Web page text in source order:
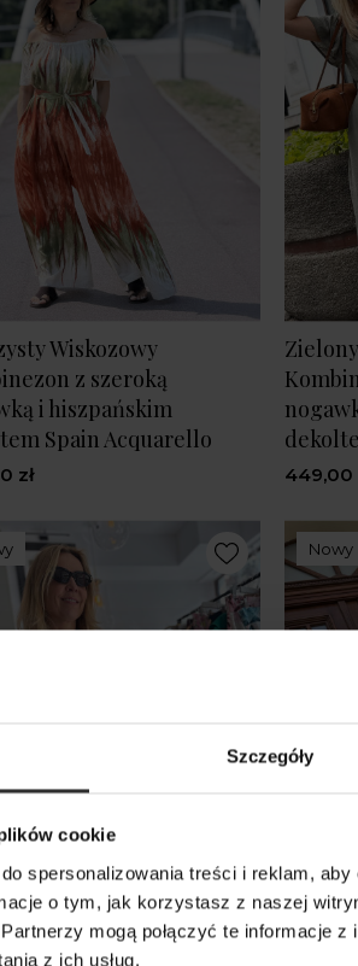
Szczegóły
cookie
spersonalizowania treści i reklam,
o tym, jak korzystasz z naszej
mogą połączyć te informacje
z ich usług.
Wiskozowy
z szeroką
i hiszpańskim
Spain Acquarello
zł 449,00
Nowy